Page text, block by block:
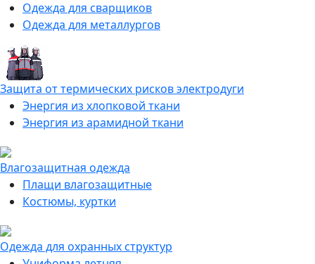
Одежда для сварщиков
Одежда для металлургов
Защита от термических рисков электродуги
Энергия из хлопковой ткани
Энергия из арамидной ткани
Влагозащитная одежда
Плащи влагозащитные
Костюмы, куртки
Одежда для охранных структур